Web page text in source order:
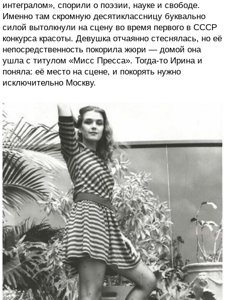
интегралом», спорили о поэзии, науке и свободе.
Именно там скромную десятиклассницу буквально
силой вытолкнули на сцену во время первого в СССР
конкурса красоты. Девушка отчаянно стеснялась, но её
непосредственность покорила жюри — домой она
ушла с титулом «Мисс Пресса». Тогда-то Ирина и
поняла: её место на сцене, и покорять нужно
исключительно Москву.